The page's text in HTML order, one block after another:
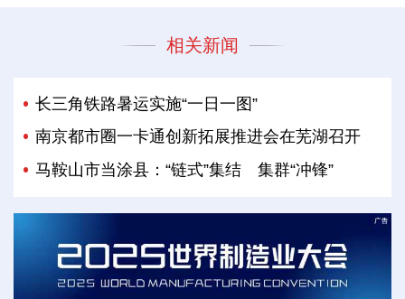
相关新闻
长三角铁路暑运实施“一日一图”
南京都市圈一卡通创新拓展推进会在芜湖召开
马鞍山市当涂县：“链式”集结 集群“冲锋”